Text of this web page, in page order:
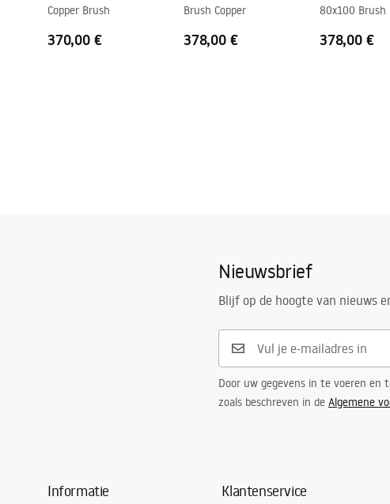
Copper Brush
370,00 €
Brush Copper
378,00 €
80x100 Brush
378,00 €
Nieuwsbrief
Blijf op de hoogte van nieuws
Door uw gegevens in te voeren en
zoals beschreven in de Algemene
Informatie Klantenservice